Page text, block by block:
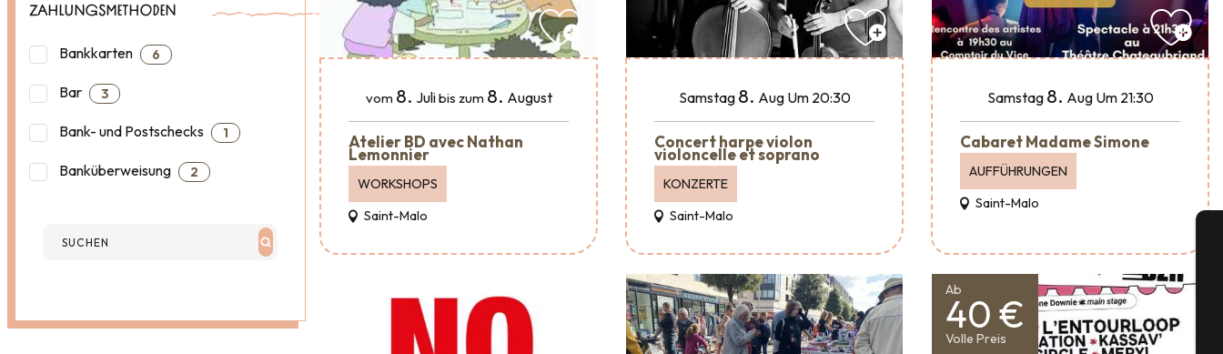
ZAHLUNGSMETHODEN
Bankkarten 6
Bar 3
Bank- und Postschecks 1
Banküberweisung 2
vom 8. Julibis zum 8. August
Atelier BD avec Nathan
Lemonnier
WORKSHOPS
Saint-Malo
Samstag 8. Aug Um 20:30
Concert harpe violon
violoncelle et soprano
KONZERTE
Saint-Malo
Samstag 8. Aug Um 21:30
Cabaret Madame Simone
AUFFÜHRUNGEN
Saint-Malo
Ab
40 €
Volle Preis